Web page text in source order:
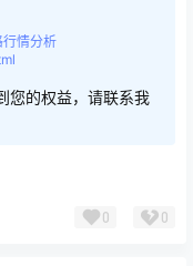
情分析
您的权益，请联系我
0 0